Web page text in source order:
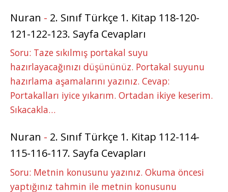
Nuran - 2. Sınıf Türkçe 1. Kitap 118-120-
121-122-123. Sayfa Cevapları
Soru: Taze sıkılmış portakal suyu
hazırlayacağınızı düşününüz. Portakal suyunu
hazırlama aşamalarını yazınız. Cevap:
Portakalları iyice yıkarım. Ortadan ikiye keserim.
Sıkacakla…
Nuran - 2. Sınıf Türkçe 1. Kitap 112-114-
115-116-117. Sayfa Cevapları
Soru: Metnin konusunu yazınız. Okuma öncesi
yaptığınız tahmin ile metnin konusunu